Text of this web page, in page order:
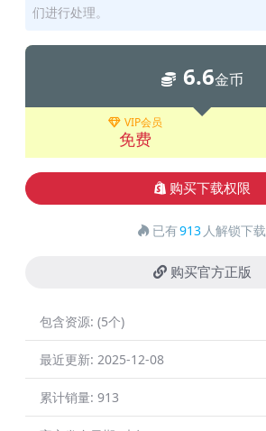
们进行处理。
6.6金币
VIP会员
免费
购买下载权限
已有913 人解锁下载
购买官方正版
包含资源: (5个)
最近更新: 2025-12-08
累计销量: 913